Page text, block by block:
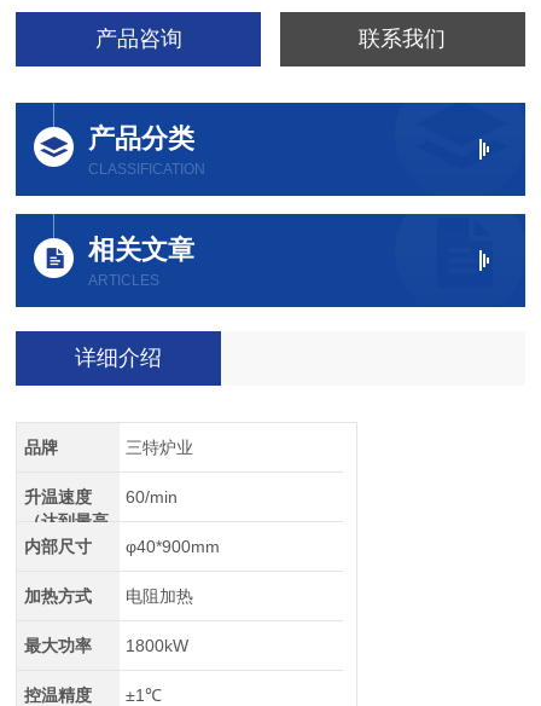
产品咨询 联系我们
产品分类
CLASSIFICATION
相关文章
ARTICLES
详细介绍
品牌 三特炉业
升温速度
（达到最高
温）
60/min
内部尺寸 φ40*900mm
加热方式 电阻加热
最大功率 1800kW
控温精度 ±1℃